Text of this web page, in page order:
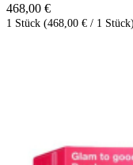
468,00 €
1 Stück (468,00 € / 1 Stück)